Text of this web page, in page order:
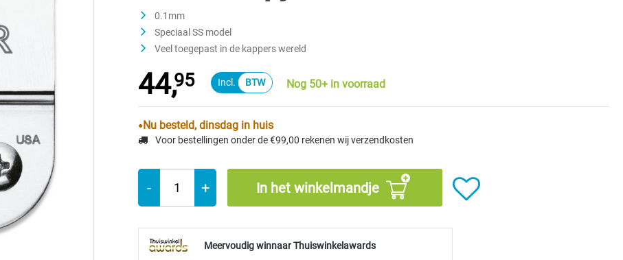
0.1mm
Speciaal SS model
Veel toegepast in de kappers wereld
44,95 Nog 50+ in voorraad
Nu besteld, dinsdag in huis
Voor bestellingen onder de €99,00 rekenen wij verzendkosten
- + In het winkelmandje
Meervoudig winnaar Thuiswinkelawards